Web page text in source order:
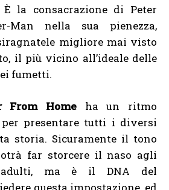
È la consacrazione di Peter
Man nella sua pienezza,
migliore mai visto
il più vicino all’ideale delle
fumetti.
From Home ha un ritmo
presentare tutti i diversi
storia. Sicuramente il tono
far storcere il naso agli
ma è il DNA del